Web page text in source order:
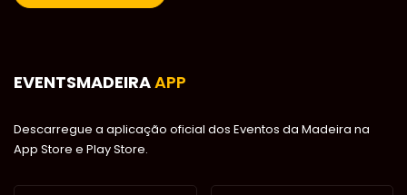
EVENTSMADEIRAAPP
Descarregue a aplicação oficial dos Eventos da Madeira na
App Store e Play Store.